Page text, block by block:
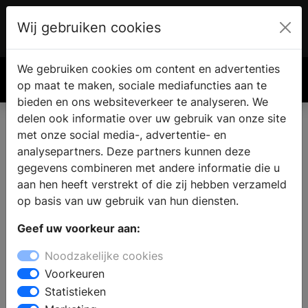
€ 0.00
Badkamer showroom in
Ossenzijl
aan een sanitair winkel vindt u complete badkamers in
verschillende badkamerstijlen. De deskundige
medewerkers staan klaar om u professioneel advies te
geven bij het samenstellen van uw nieuwe badkamer en
u te helpen bij de keuze voor badkamermeubels met
Wij gebruiken cookies
We gebruiken cookies om content en advertenties
op maat te maken, sociale mediafuncties aan te
bieden en ons websiteverkeer te analyseren. We
delen ook informatie over uw gebruik van onze site
met onze social media-, advertentie- en
analysepartners. Deze partners kunnen deze
gegevens combineren met andere informatie die u
aan hen heeft verstrekt of die zij hebben verzameld
op basis van uw gebruik van hun diensten.
Geef uw voorkeur aan:
Noodzakelijke cookies
Voorkeuren
Statistieken